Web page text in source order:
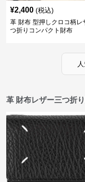
¥2,400 (税込)
革 財布 型押しクロコ柄レ
つ折りコンパクト財布
革 財布レザー三つ折